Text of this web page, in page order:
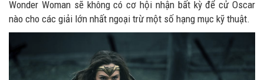
Wonder Woman sẽ không có cơ hội nhận bất kỳ để cử Oscar
nào cho các giải lớn nhất ngoại trừ một số hạng mục kỹ thuật.